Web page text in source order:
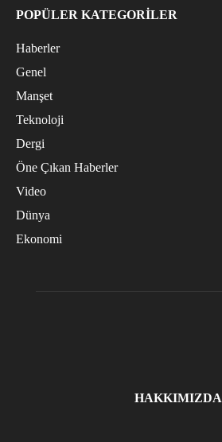
POPÜLER KATEGORİLER
Haberler
Genel
Manşet
Teknoloji
Dergi
Öne Çıkan Haberler
Video
Dünya
Ekonomi
HAKKIMIZDA